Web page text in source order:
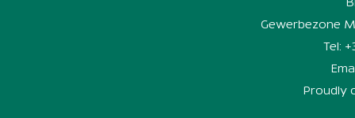
Gewerbezone
Tel:
Proudly